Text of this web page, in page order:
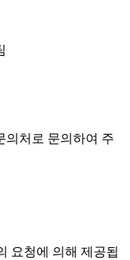
의처로 문의하여 주
요청에 의해 제공됩